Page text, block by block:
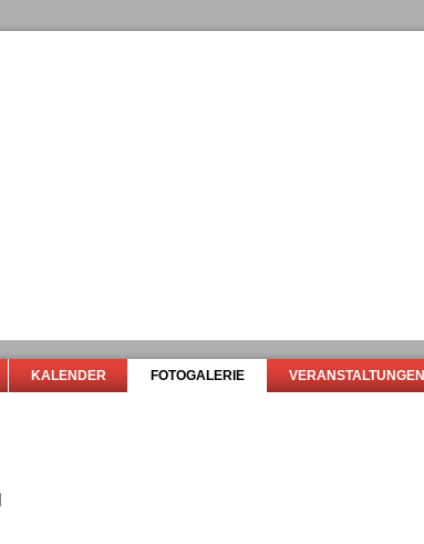
KALENDER FOTOGALERIE VERANSTALTUNGEN